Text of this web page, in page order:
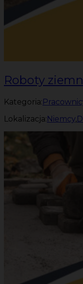
Roboty
Kategoria:
Lokalizacja: Niemcy,